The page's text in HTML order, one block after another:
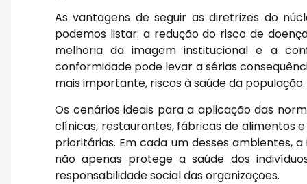
As vantagens de seguir as diretrizes do
podemos listar: a redução do risco de
melhoria da imagem institucional e a
conformidade pode levar a sérias
mais importante, riscos à saúde da população.
Os cenários ideais para a aplicação das
clínicas, restaurantes, fábricas de alimentos
prioritárias. Em cada um desses ambientes,
não apenas protege a saúde dos
responsabilidade social das organizações.